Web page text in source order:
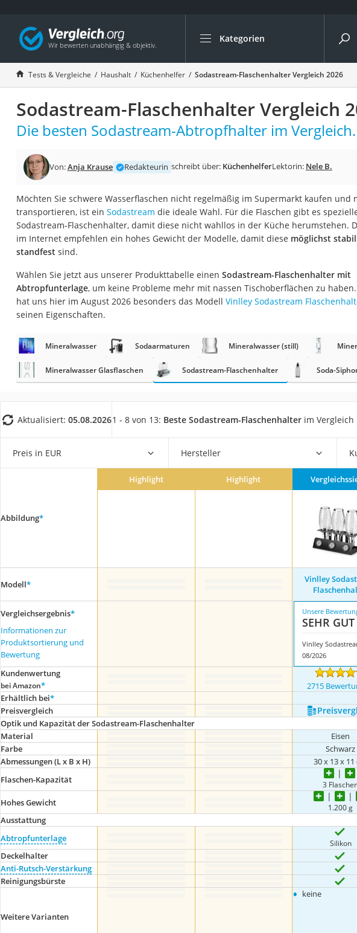
Kategorien
Die beliebtesten Vergleiche nach
Haushalt
Wassersprudler
Zentralstaubsauger
Brotbackautomat
Wischroboter
Wäschespinne
Spülmaschinentabs
Akku-Staubsauger
Eierkocher
Saug-Wisch-Roboter
Handstaubsauger
Kondenstrockner
Reiskocher
Heißwasserspender
Ecovacs-Saugroboter
Messerschärfer
Service
Tests & Vergleiche Haushalt Küchenhelfer Sodastream-Flaschenhalter Vergleich 2026
Sodastream-Flaschenhalter Vergleich
Die besten Sodastream-Abtropfhalter im Vergleich.
Von:Anja Krause Redakteurin schreibt über: KüchenhelferLektorin: Nele B.
Möchten Sie schwere Wasserflaschen nicht regelmäßig im Supermarkt kaufen und
transportieren, ist ein Sodastream die ideale Wahl. Für die Flaschen gibt es
Sodastream-Flaschenhalter, damit diese nicht wahllos in der Küche herumstehen.
im Internet empfehlen ein hohes Gewicht der Modelle, damit diese möglichst
standfest sind.
Wählen Sie jetzt aus unserer Produkttabelle einen Sodastream-Flaschenhalter mit
Abtropfunterlage, um keine Probleme mehr mit nassen Tischoberflächen zu
hat uns hier im August 2026 besonders das Modell Vinlley Sodastream
seinen Eigenschaften.
Mineralwasser Sodaarmaturen Mineralwasser (still)
Mineralwasser Glasflaschen Sodastream-Flaschenhalter Soda-
Aktualisiert: 05.08.20261 - 8 von 13: Beste Sodastream-Flaschenhalter im Vergleich
Preis in EUR Hersteller
Abbildung*
Highlight Highlight
Modell*
Vinlley
Vergleichsergebnis*
Informationen zur
Produktsortierung und
Bewertung
Unsere
SEHR GUT
08/2026
Kundenwertung
bei Amazon* 2715
Erhältlich bei*
Preis­vergleich
Optik und Kapazität der Sodastream-Flaschenhalter
Material
Eisen
Farbe
Schwarz
Abmessungen (L x B x H)
30 x 13 x 11
Flaschen-Kapazität
3
Hohes Gewicht 1.200 g
Ausstattung
Abtropfunterlage
Silikon
Deckelhalter
Anti-Rutsch-Verstärkung
Reinigungsbürste
Weitere Varianten
• keine